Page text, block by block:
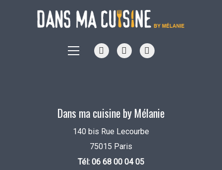
Dans ma cuisine by Mélanie
140 bis Rue Lecourbe
75015 Paris
Tél: 06 68 00 04 05